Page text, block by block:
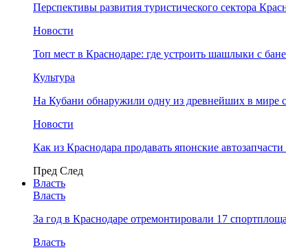
Перспективы развития туристического сектора
Новости
Топ мест в Краснодаре: где устроить шашлыки с
Культура
На Кубани обнаружили одну из древнейших в мире
Новости
Как из Краснодара продавать японские
Пред След
Власть
Власть
За год в Краснодаре отремонтировали 17
Власть